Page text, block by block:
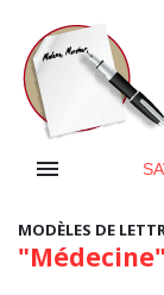

MODÈLES DE
"Médecine"